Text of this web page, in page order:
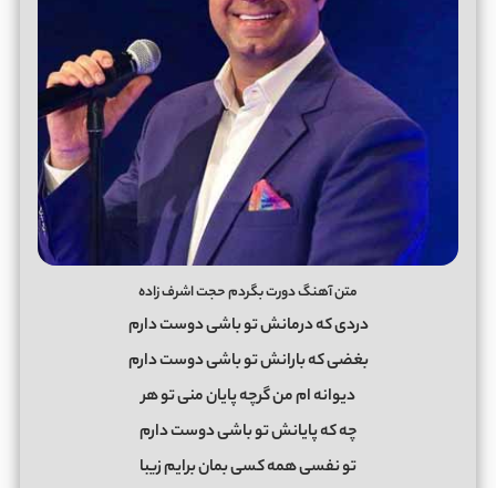
متن آهنگ دورت بگردم حجت اشرف زاده
دردی كه درمانش تو باشی دوست دارم
بغضی كه بارانش تو باشی دوست دارم
ديوانه ام من گرچه پايان منی تو هر
چه كه پايانش تو باشی دوست دارم
تو نفسی همه كسی بمان برايم زيبا